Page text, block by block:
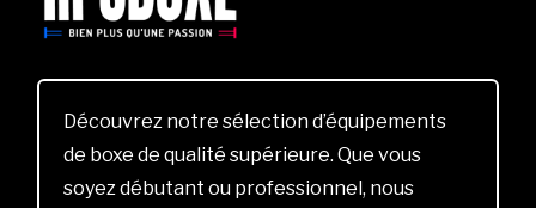
Découvrez notre sélection d’équipements
de boxe de qualité supérieure. Que vous
soyez débutant ou professionnel, nous